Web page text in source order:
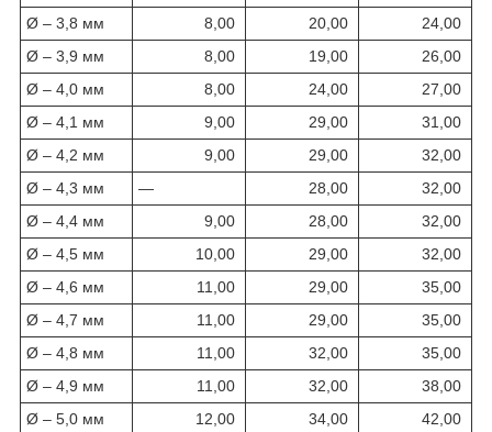
Ø – 3,8 мм
8,00 20,00
24,00
Ø – 3,9 мм
8,00 19,00
26,00
Ø – 4,0 мм
8,00 24,00
27,00
Ø – 4,1 мм
9,00 29,00
31,00
Ø – 4,2 мм
9,00 29,00
32,00
Ø – 4,3 мм
— 28,00
32,00
Ø – 4,4 мм
9,00 28,00
32,00
Ø – 4,5 мм
10,00 29,00
32,00
Ø – 4,6 мм
11,00 29,00
35,00
Ø – 4,7 мм
11,00 29,00
35,00
Ø – 4,8 мм
11,00 32,00
35,00
Ø – 4,9 мм
11,00 32,00
38,00
Ø – 5,0 мм
12,00 34,00 42,00